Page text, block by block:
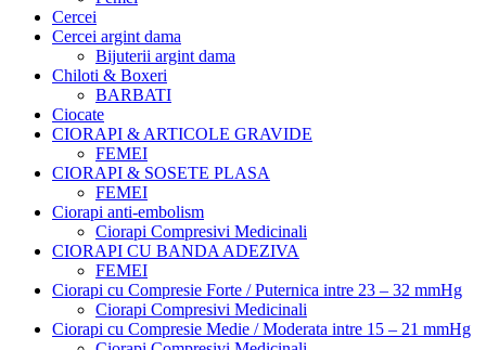
Cercei
Cercei argint dama
Bijuterii argint dama
Chiloti & Boxeri
BARBATI
Ciocate
CIORAPI & ARTICOLE GRAVIDE
FEMEI
CIORAPI & SOSETE PLASA
FEMEI
Ciorapi anti-embolism
Ciorapi Compresivi Medicinali
CIORAPI CU BANDA ADEZIVA
FEMEI
Ciorapi cu Compresie Forte / Puternica intre 23 – 32 mmHg
Ciorapi Compresivi Medicinali
Ciorapi cu Compresie Medie / Moderata intre 15 – 21 mmHg